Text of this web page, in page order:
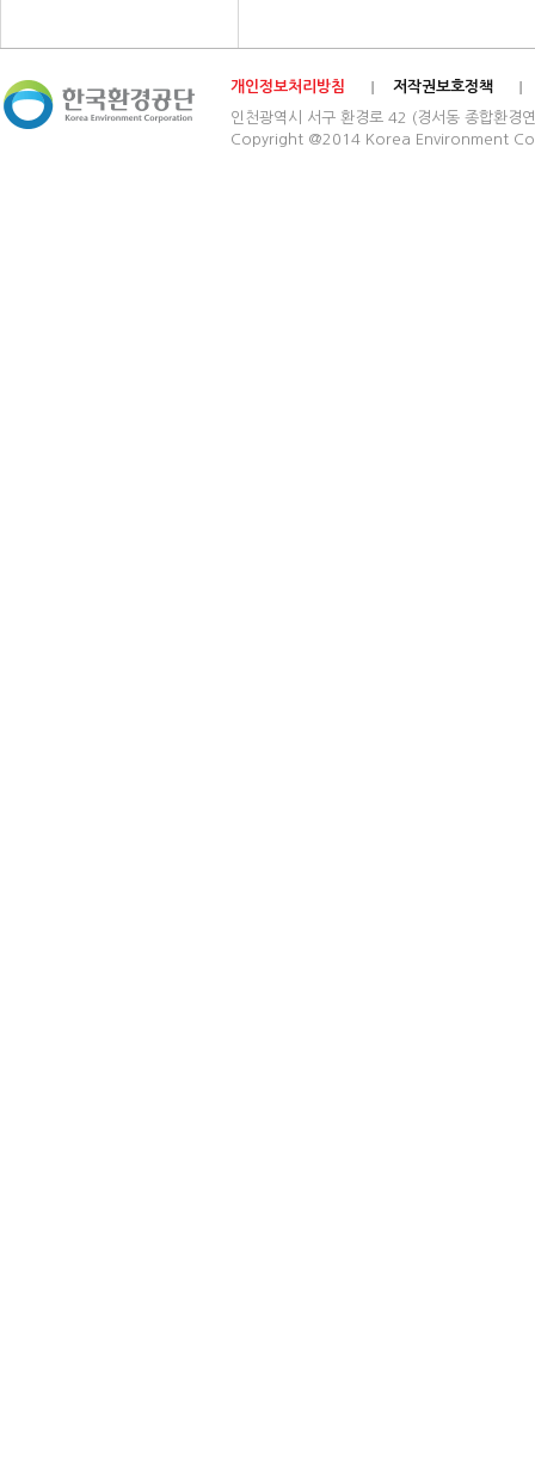
개인정보처리방침
저작권보호정책
인천광역시 서구 환경로 42 (경서동 종합
Copyright @2014 Korea Environment